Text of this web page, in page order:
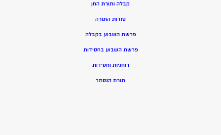
קבלה ותורת החן
סודות התורה
פרשת השבוע בקבלה
פרשת השבוע בחסידות
רוחניות וחסידות
תורת הנסתר